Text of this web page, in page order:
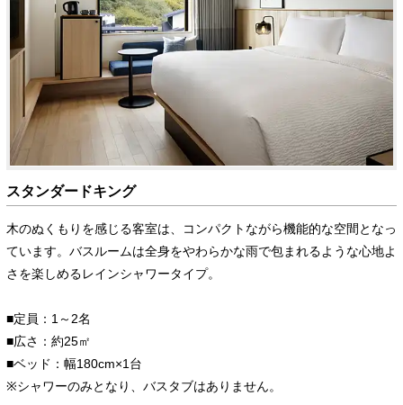
スタンダードキング
木のぬくもりを感じる客室は、コンパクトながら機能的な空間となっ
ています。バスルームは全身をやわらかな雨で包まれるような心地よ
さを楽しめるレインシャワータイプ。
■定員：1～2名
■広さ：約25㎡
■ベッド：幅180cm×1台
※シャワーのみとなり、バスタブはありません。